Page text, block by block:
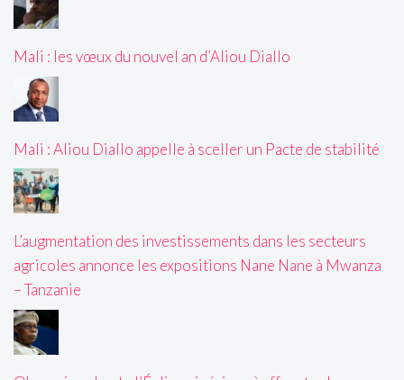
Mali : les vœux du nouvel an d’Aliou Diallo
Mali : Aliou Diallo appelle à sceller un Pacte de stabilité
L’augmentation des investissements dans les secteurs
agricoles annonce les expositions Nane Nane à Mwanza
– Tanzanie